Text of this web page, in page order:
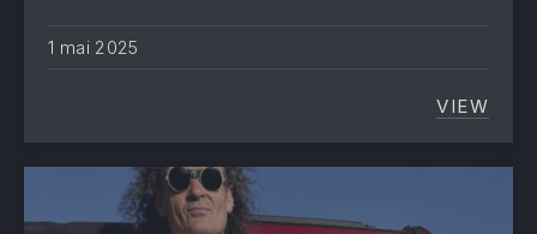
1 mai 2025
VIEW
LA